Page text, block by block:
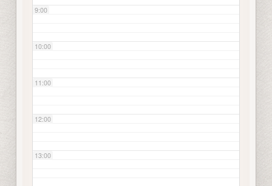
9:00
10:00
11:00
12:00
13:00